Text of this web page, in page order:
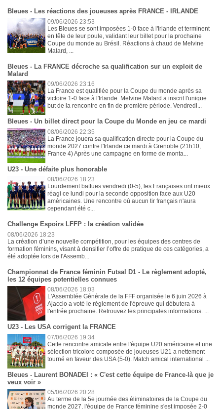
Bleues - Les réactions des joueuses après FRANCE - IRLANDE
09/06/2026 23:53
Les Bleues se sont imposées 1-0 face à l'Irlande et terminent
en tête de leur poule, validant leur billet pour la prochaine
Coupe du monde au Brésil. Réactions à chaud de Melvine
Malard, ...
Bleues - La FRANCE décroche sa qualification sur un exploit de
Malard
09/06/2026 23:16
La France est qualifiée pour la Coupe du monde après sa
victoire 1-0 face à l'Irlande. Melvine Malard a inscrit l'unique
but de la rencontre en fin de première période. Vendredi...
Bleues - Un billet direct pour la Coupe du Monde en jeu ce mardi
08/06/2026 22:35
La France jouera sa qualification directe pour la Coupe du
monde 2027 contre l'Irlande ce mardi à Grenoble (21h10,
France 4) Après une campagne en forme de monta...
U23 - Une défaite plus honorable
08/06/2026 18:23
Lourdement battues vendredi (0-5), les Françaises ont mieux
réagi ce lundi pour la seconde opposition face aux U20
américaines. Une rencontre où aucun tir français n'aura
cependant été c...
Challenge Espoirs LFFP : la création validée
08/06/2026 18:23
La création d’une nouvelle compétition, pour les équipes des centres de
formation féminins, visant à densifier l’offre de pratique de ces catégories, a
été adoptée lors de l'Assemb...
Championnat de France féminin Futsal D1 - Le règlement adopté,
les 12 équipes potentielles connues
08/06/2026 18:03
L'Assemblée Générale de la FFF organisée le 6 juin 2026 à
Ajaccio a voté le règlement de l'épreuve qui débutera à
l'entrée prochaine. Retrouvez les principales informations. ...
U23 - Les USA corrigent la FRANCE
07/06/2026 19:34
Cette rencontre amicale entre l'équipe U20 américaine et une
sélection tricolore composée de joueuses U21 a nettement
tourné en faveur des USA (5-0). Match amical international ...
Bleues - Laurent BONADEI : « C'est cette équipe de France-là que je
veux voir »
05/06/2026 20:28
Au terme de la 5e journée des éliminatoires de la Coupe du
monde 2027, l'équipe de France féminine s'est imposée 2-0